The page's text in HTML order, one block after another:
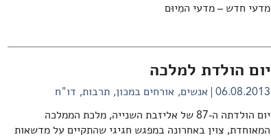
מדעי חדש – מדעי המִיוּם
יום הולדת למלכה
06.08.2013 אנשים אורחים במכון תרבות דו"ח
יום הולדתה ה-87 של אליזבת השנייה, מלכת הממלכה
המאוחדת, צוין באחרונה במפגש חגיגי שהתקיים על מדשאות